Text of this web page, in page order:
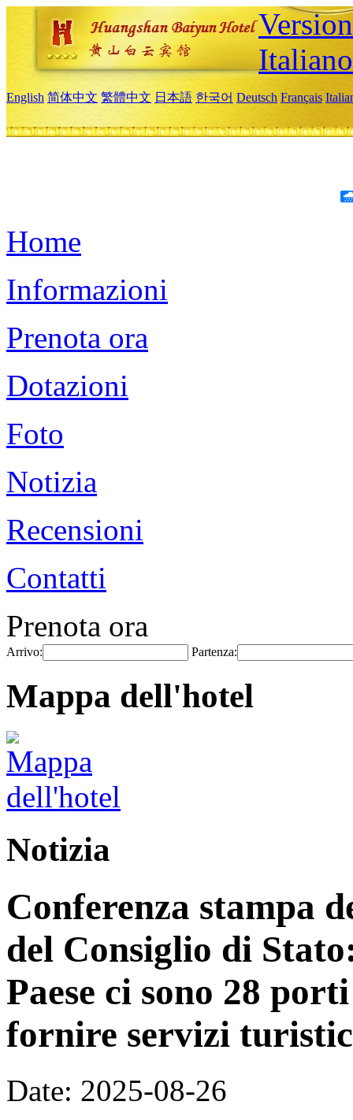
Italiano
English 简体中文 繁體中文 日本語 한국어 Deutsch Français
Home
Informazioni
Prenota ora
Dotazioni
Foto
Notizia
Recensioni
Contatti
Prenota ora
Arrivo: Partenza:
Mappa dell'hotel
Notizia
Conferenza stampa
del Consiglio di
Paese ci sono 28
fornire servizi
Date: 2025-08-26